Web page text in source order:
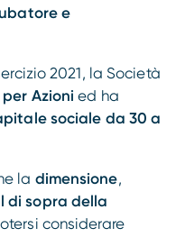
e
2021, la Società
Azioni ed ha
sociale da 30 a
la dimensione,
di sopra della
considerare